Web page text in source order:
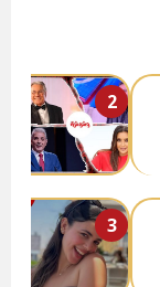
2
3